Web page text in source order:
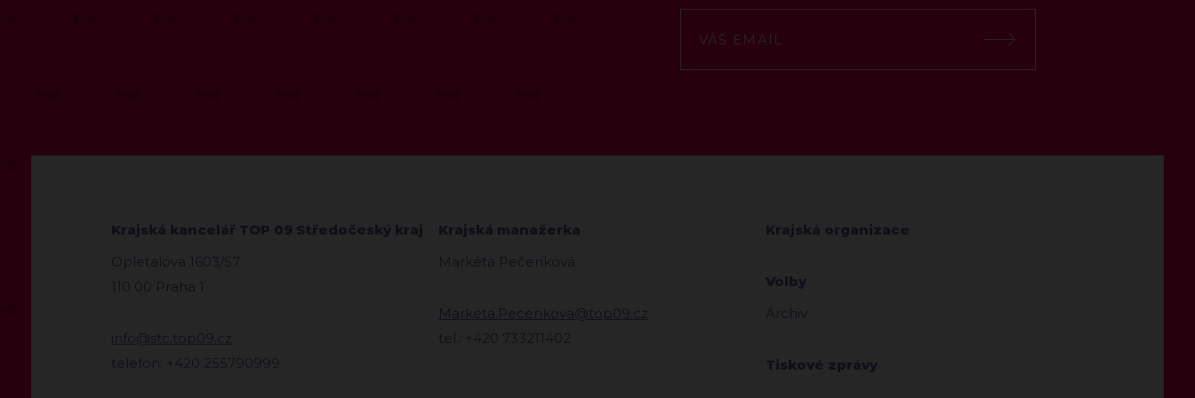
Krajská kancelář TOP 09 Středočeský kraj
Opletalova 1603/57
110 00 Praha 1
info@stc.top09.cz
telefon: +420 255790999
Krajská manažerka
Markéta Pečenková
Marketa.Pecenkova@top09.cz
tel.: +420 733211402
Krajská organizace
Volby
Archiv
Tiskové zprávy